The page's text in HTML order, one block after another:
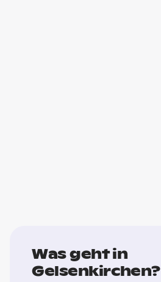
Was geht in
Gelsenkirchen?